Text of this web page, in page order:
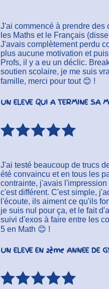
J'ai commencé à prendre des
les Maths et le Français
J'avais complètement perdu
plus aucune motivation et
Profs, il y a eu un déclic.
soutien scolaire, je me suis
famille, merci pour tout 😊 !
UN ELEVE QUI A TERMINE SA
J'ai testé beaucoup de trucs
été convaincu et en tous les
contrainte, j'avais
c'est différent. C'est simple,
l'écoute, ils aiment ce qu'ils
je suis nul pour ça, et le fait
suivi d'exos à faire entre les
5 en Math 😊 !
UN ELEVE EN 2ème ANNEE DE